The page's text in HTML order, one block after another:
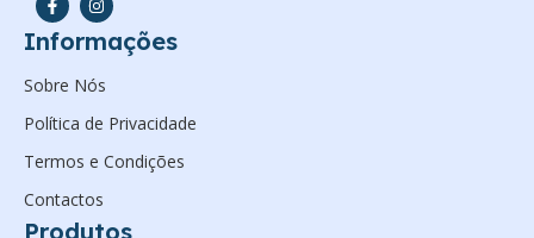
Informações
Sobre Nós
Política de Privacidade
Termos e Condições
Contactos
Produtos